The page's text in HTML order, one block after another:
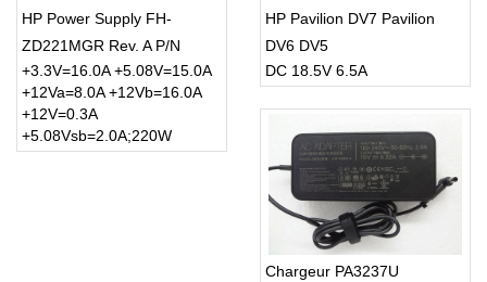
HP Power Supply FH-
ZD221MGR Rev. A P/N
633195-001
+3.3V=16.0A +5.08V=15.0A
+12Va=8.0A +12Vb=16.0A
+12V=0.3A
+5.08Vsb=2.0A;220W
HP Pavilion DV7 Pavilion
DV6 DV5
DC 18.5V 6.5A
Chargeur PA3237U